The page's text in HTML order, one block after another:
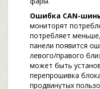
Ошибка CAN-
мониторят
потребляет
панели появится
левого/правого
может быть
перепрошивка
продвинутых